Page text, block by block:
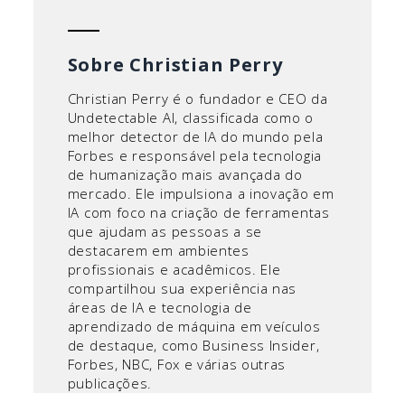
Sobre Christian Perry
Christian Perry é o fundador e CEO da
Undetectable AI, classificada como o
melhor detector de IA do mundo pela
Forbes e responsável pela tecnologia
de humanização mais avançada do
mercado. Ele impulsiona a inovação em
IA com foco na criação de ferramentas
que ajudam as pessoas a se
destacarem em ambientes
profissionais e acadêmicos. Ele
compartilhou sua experiência nas
áreas de IA e tecnologia de
aprendizado de máquina em veículos
de destaque, como Business Insider,
Forbes, NBC, Fox e várias outras
publicações.